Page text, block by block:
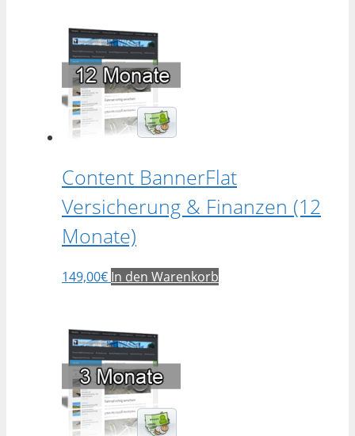
Content BannerFlat
Versicherung & Finanzen (12
Monate)
149,00€ In den Warenkorb